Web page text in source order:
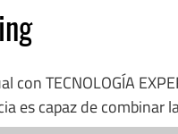
TECNOLOGÍA
es capaz de